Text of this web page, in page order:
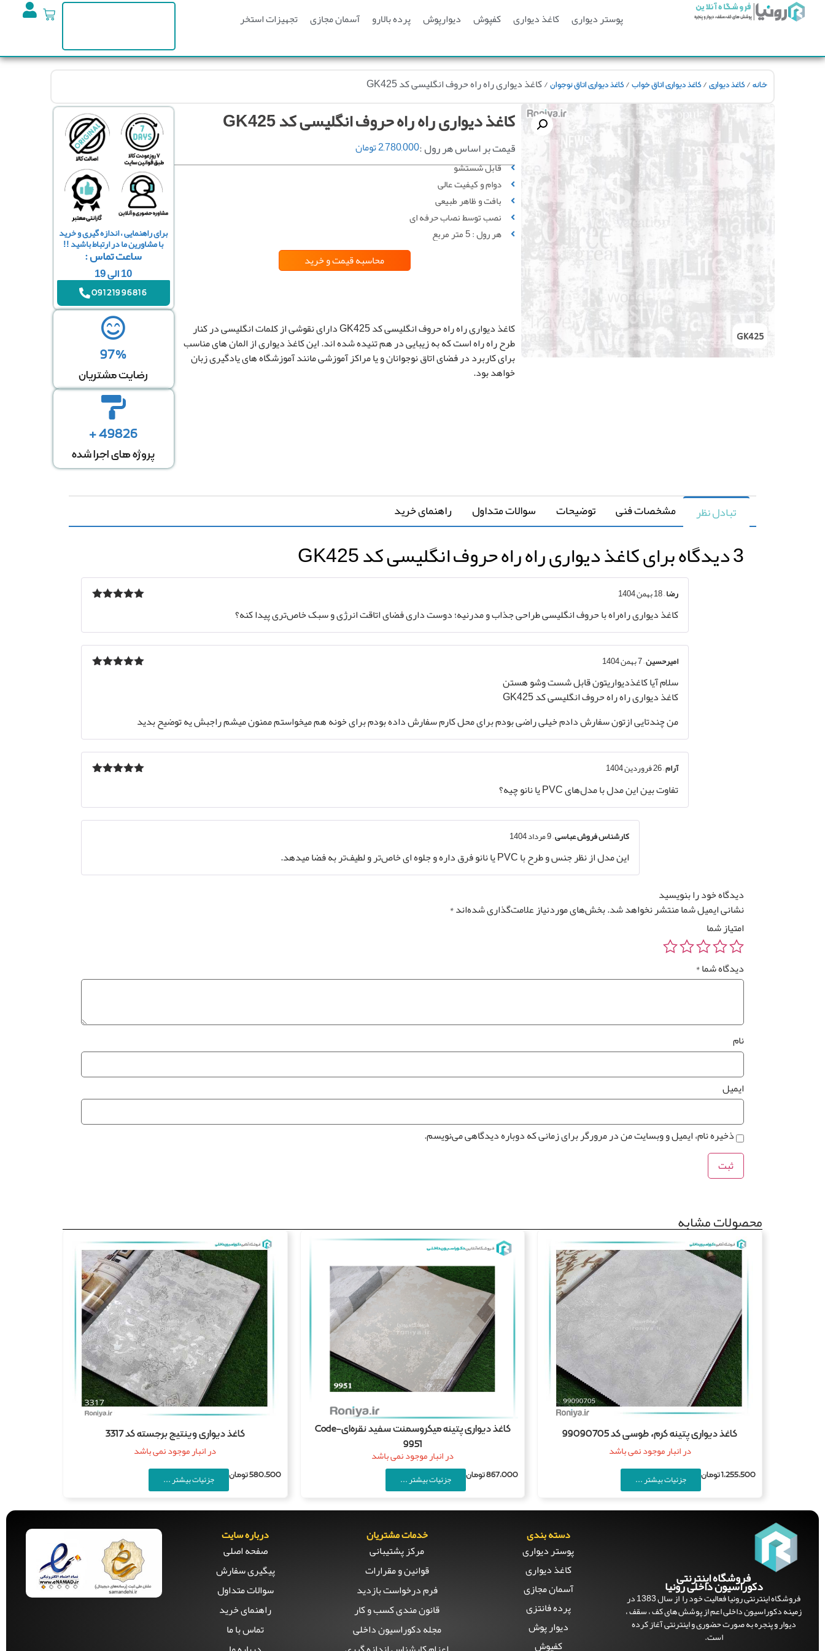
پوستر دیواری کاغذ دیواری کفپوش دیوارپوش پرده بالارو آسمان مجازی تجهیزات استخر
خانه /کاغذ دیواری /کاغذ دیواری اتاق خواب /کاغذ دیواری اتاق نوجوان / کاغذ دیواری راه راه حروف انگلیسی کد GK425
کاغذ دیواری راه راه حروف انگلیسی کد GK425
قیمت بر اساس هر رول :2,780,000تومان
قابل شستشو
دوام و کیفیت عالی
بافت و ظاهر طبیعی
نصب توسط نصاب حرفه ای
هر رول : 5 متر مربع
محاسبه قیمتو خرید
* تعداد رول
کاغذ دیواری راه راه حروف انگلیسی کد GK425 دارای نقوشی از کلمات انگلیسی در کنار
طرح راه راه است که به زیبایی در هم تنیده شده اند. این کاغذ دیواری از المان های مناسب
برای کاربرد در فضای اتاق نوجوانان و یا مراکز آموزشی مانند آموزشگاه های یادگیری زبان
خواهد بود.
برای راهنمایی ، اندازه گیری و خرید
با مشاورین ما در ارتباط باشید !!
ساعت تماس :
10 الی 19
09121996816
97%
رضایت مشتریان
49826 +
پروژه های اجرا شده
تبادل نظر مشخصات فنی توضیحات سوالات متداول راهنمای خرید
3 دیدگاه برای کاغذ دیواری راه راه حروف انگلیسی کد GK425
رضا–18 بهمن 1404
کاغذ دیواری راه‌راه با حروف انگلیسی طراحی جذاب و مدرنیه؛ دوست داری فضای اتاقت انرژی و سبک خاص‌تری پیدا کنه؟
امیرحسین–7 بهمن 1404
سلام آیا کاغذدیواریتون قابل شست وشو هستن
کاغذ دیواری راه راه حروف انگلیسی کد GK425
من چندتایی ازتون سفارش دادم خیلی راضی بودم برای محل کارم سفارش داده بودم برای خونه هم میخواستم ممنون میشم راجبش یه توضیح بدید
آرام–26 فروردین 1404
تفاوت بین این مدل با مدل‌های PVC یا نانو چیه؟
کارشناس فروش عباسی–9 مرداد 1404
این مدل از نظر جنس و طرح با PVC یا نانو فرق داره و جلوه‌ ای خاص‌تر و لطیف‌تر به فضا میدهد.
دیدگاه خود را بنویسید
نشانی ایمیل شما منتشر نخواهد شد.بخش‌های موردنیاز علامت‌گذاری شده‌اند*
امتیاز شما
دیدگاه شما*
نام
ایمیل
ذخیره نام، ایمیل و وبسایت من در مرورگر برای زمانی که دوباره دیدگاهی می‌نویسم.
محصولات مشابه
کاغذ دیواری پتینه کرم، طوسی کد 99090705
در انبار موجود نمی باشد
1,255,500تومان جزئیات بیشتر ...
کاغذ دیواری پتینه میکروسمنت سفید نقره‌ایCode-
9951
در انبار موجود نمی باشد
867,000تومان جزئیات بیشتر ...
کاغذ دیواری وینتیج برجسته کد 3317
در انبار موجود نمی باشد
580,500تومان جزئیات بیشتر ...
فروشگاه اینترنتی
دکوراسیون داخلی رونیا
فروشگاه اینترنتی رونیا فعالیت خود را از سال 1383 در
زمینه دکوراسیون داخلی اعم از پوشش های کف ، سقف ،
دیوار و پنجره به صورت حضوری و اینترنتی آغاز کرده
است.
دسته بندی
پوستر دیواری
کاغذ دیواری
آسمان مجازی
پرده فانتزی
دیوار پوش
کفپوش
خدمات مشتریان
مرکز پشتیبانی
قوانین و مقرارات
فرم درخواست بازدید
قانون مندی کسب و کار
مجله دکوراسیون داخلی
درباره سایت
صفحه‌ اصلی
پیگیری سفارش
سوالات متداول
راهنمای خرید
تماس با ما